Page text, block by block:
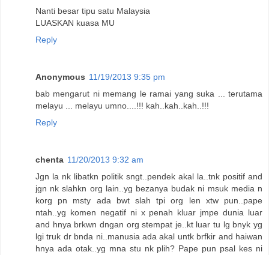
Nanti besar tipu satu Malaysia
LUASKAN kuasa MU
Reply
Anonymous 11/19/2013 9:35 pm
bab mengarut ni memang le ramai yang suka ... terutama
melayu ... melayu umno....!!! kah..kah..kah..!!!
Reply
chenta 11/20/2013 9:32 am
Jgn la nk libatkn politik sngt..pendek akal la..tnk positif and
jgn nk slahkn org lain..yg bezanya budak ni msuk media n
korg pn msty ada bwt slah tpi org len xtw pun..pape
ntah..yg komen negatif ni x penah kluar jmpe dunia luar
and hnya brkwn dngan org stempat je..kt luar tu lg bnyk yg
lgi truk dr bnda ni..manusia ada akal untk brfkir and haiwan
hnya ada otak..yg mna stu nk plih? Pape pun psal kes ni